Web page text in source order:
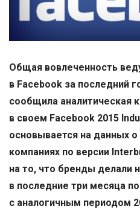
Общая вовлеченность
в Facebook за последний
сообщила аналитическая
в своем Facebook 2015
основывается на данных
компаниях по версии
на то, что бренды делали
в последние три месяца
с аналогичным периодом